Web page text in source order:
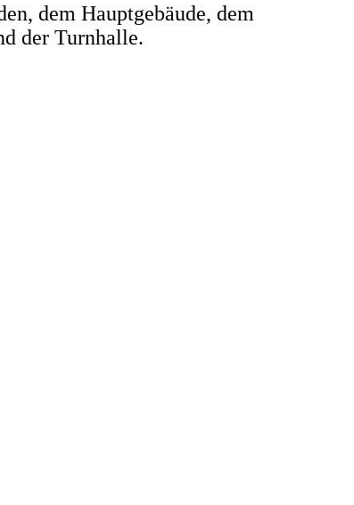
dem Hauptgebäude, dem
der Turnhalle.